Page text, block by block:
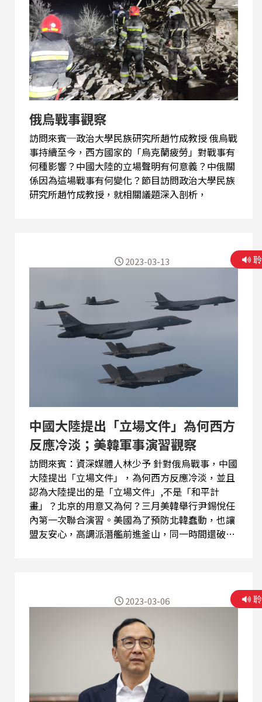
俄烏戰事觀察
訪問來賓─政治大學民族研究所趙竹成教授 俄烏戰
事持續至今，西方國家的「烏克蘭疲勞」對戰事有
何種影響？中國大陸的立場聲明有何意義？中俄關
係因為這場戰事有何變化？節目訪問政治大學民族
研究所趙竹成教授，就相關議題深入剖析，
中國大陸提出「立場文件」為何西方
反應冷淡；美韓軍事演習觀察
訪問來賓：資深媒體人林少予 針對俄烏戰事，中國
大陸提出「立場文件」，為何西方反應冷淡，並且
認為大陸提出的是「立場文件」,不是「和平計
畫」？北京的用意又為何？三月美韓舉行尹錫悅任
內第一次聯合演習。美國為了預防北韓蠢動，也讓
盟友安心，高調派潛艦前進釜山，同一時間還破例
2023-03-13
2023-03-06